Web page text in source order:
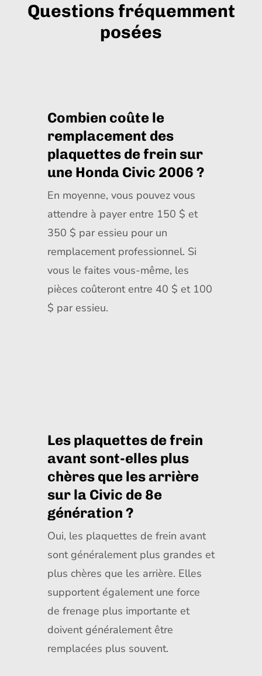
Questions fréquemment
posées
Combien coûte le
remplacement des
plaquettes de frein sur
une Honda Civic 2006 ?
En moyenne, vous pouvez vous
attendre à payer entre 150 $ et
350 $ par essieu pour un
remplacement professionnel. Si
vous le faites vous-même, les
pièces coûteront entre 40 $ et 100
$ par essieu.
Les plaquettes de frein
avant sont-elles plus
chères que les arrière
sur la Civic de 8e
génération ?
Oui, les plaquettes de frein avant
sont généralement plus grandes et
plus chères que les arrière. Elles
supportent également une force
de frenage plus importante et
doivent généralement être
remplacées plus souvent.